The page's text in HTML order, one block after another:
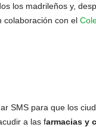
los madrileños y,
colaboración con el
SMS para que los
a las farmacias y